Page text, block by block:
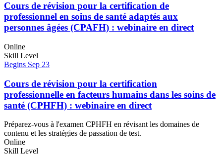
Cours de révision pour la certification de
professionnel en soins de santé adaptés aux
personnes âgées (CPAFH) : webinaire en direct
Online
Skill Level
Begins Sep 23
Cours de révision pour la certification
professionnelle en facteurs humains dans les soins de
santé (CPHFH) : webinaire en direct
Préparez-vous à l'examen CPHFH en révisant les domaines de
contenu et les stratégies de passation de test.
Online
Skill Level